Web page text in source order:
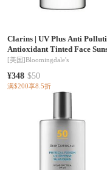
Clarins| UV Plus Anti
Antioxidant Tinted Face
SPF 50 1.7 oz.
[美国]Bloomingdale's
¥348 $50
满$200享8.5折